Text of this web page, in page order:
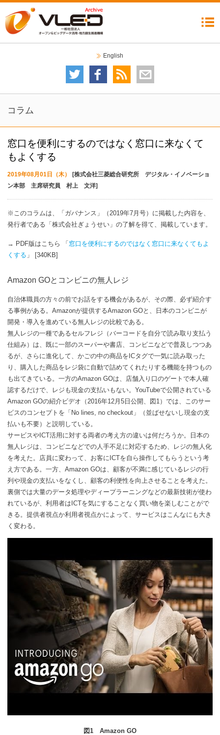
English
データガバナンス委員会
2020オープンデータシティ推進委員会
コラム
窓口を便利にするのではなく窓口に来なくて
もよくする
2019年08月01日（木）
[株式会社三菱総合研究所 デジタル・イノベーショ
ン本部 主席研究員 村上 文洋]
※このコラムは、「ガバナンス」（2019年7月号）に掲載した内容を、
発行者である「株式会社ぎょうせい」の了解を得て、掲載しています。
→ PDF版はこちら 「 窓口を便利にするのではなく窓口に来なくてもよ
くする 」 [340KB]
Amazon GOとコンビニの無人レジ
自治体職員の方々の前でお話をする機会があるが、その際、必ず紹介す
る事例がある。Amazonが提供するAmazon GOと、日本のコンビニが
開発・導入を進めている無人レジの比較である。
無人レジの一種であるセルフレジ（バーコードを自分で読み取り支払う
仕組み）は、既に一部のスーパーや書店、コンビニなどで普及しつつあ
るが、さらに進化して、かごの中の商品をICタグで一気に読み取った
り、購入した商品をレジ袋に自動で詰めてくれたりする機能を持つもの
も出てきている。一方のAmazon GOは、店舗入り口のゲートで本人確
認するだけで、レジも現金の支払いもない。YouTubeで公開されている
Amazon GOの紹介ビデオ（2016年12月5日公開、図1）では、このサー
ビスのコンセプトを「No lines, no checkout」（並ばせないし現金の支
払いも不要）と説明している。
サービスやICT活用に対する両者の考え方の違いは何だろうか。日本の
無人レジは、コンビニなどでの人手不足に対応するため、レジの無人化
を考えた。店員に変わって、お客にICTを自ら操作してもらうという考
え方である。一方、Amazon GOは、顧客が不満に感じているレジの行
列や現金の支払いをなくし、顧客の利便性を向上させることを考えた。
裏側では大量のデータ処理やディープラーニングなどの最新技術が使わ
れているが、利用者はICTを気にすることなく買い物を楽しむことがで
きる。提供者視点か利用者視点かによって、サービスはこんなにも大き
く変わる。
図1 Amazon GO